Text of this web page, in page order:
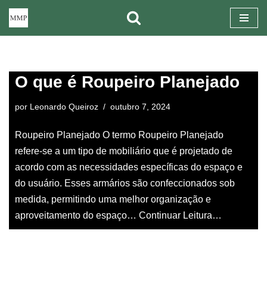
conteúdo
O que é Roupeiro Planejado
por Leonardo Queiroz outubro 7, 2024
Roupeiro Planejado O termo Roupeiro Planejado
refere-se a um tipo de mobiliário que é projetado de
acordo com as necessidades específicas do espaço e
do usuário. Esses armários são confeccionados sob
medida, permitindo uma melhor organização e
aproveitamento do espaço… Continuar Leitura…